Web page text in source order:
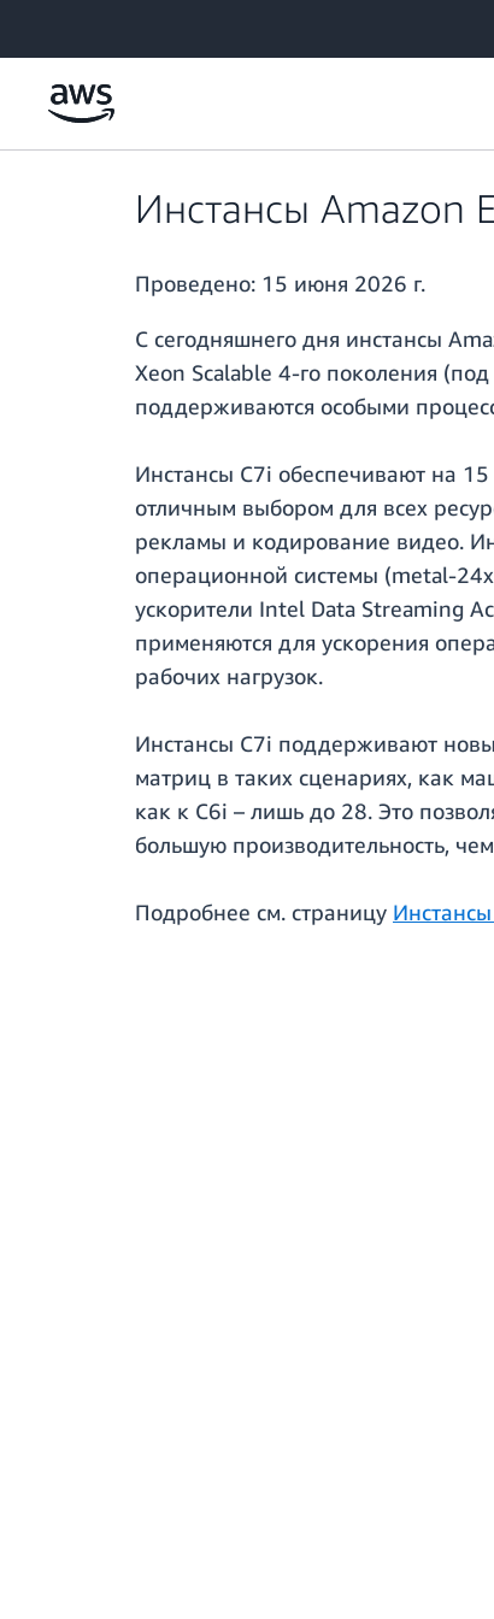
Инстансы Amazon
Проведено: 15 июня 2026 г.
С сегодняшнего дня инстансы
Xeon Scalable 4-го поколения
поддерживаются особыми
Инстансы C7i обеспечивают на
отличным выбором для всех
рекламы и кодирование видео.
операционной системы (metal-
ускорители Intel Data Streaming
применяются для ускорения
рабочих нагрузок.
Инстансы C7i поддерживают
матриц в таких сценариях, как
как к C6i – лишь до 28. Это
большую производительность,
Подробнее см. страницу